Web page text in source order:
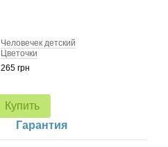
Человечек детский
Цветочки
265 грн
Купить
Гарантия